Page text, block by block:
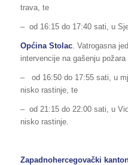
trava, te
– od 16:15 do 17:40 sati, u
Općina Stolac. Vatrogasna
intervencije na gašenju požara
– od 16:50 do 17:55 sati, u
nisko rastinje, te
– od 21:15 do 22:00 sati, u
nisko rastinje.
Zapadnohercegovački